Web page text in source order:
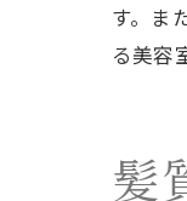
す。ま
る美容
髪